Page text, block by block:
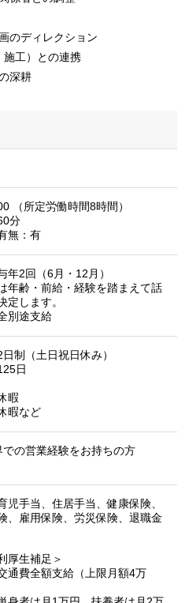
のディレクション
施工）との連携
深耕
（所定労働時間8時間）
分
無：有
年2回（6月・12月）
年齢・前給・経験を踏まえて話
定します。
別途支給
日制（土日祝日休み）
日
暇
暇など
の営業経験をお持ちの方
児手当、住居手当、健康保険、
、雇用保険、労災保険、退職金
厚生補足＞
通費全額支給（上限月額4万